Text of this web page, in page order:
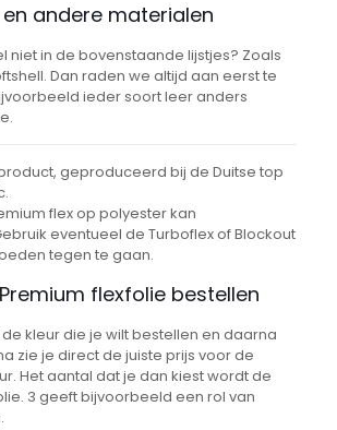
en andere materialen
niet in de bovenstaande lijstjes? Zoals
Dan raden we altijd aan eerst te
ieder soort leer anders
geproduceerd bij de Duitse top
flex op polyester kan
eventueel de Turboflex of Blockout
tegen te gaan.
flexfolie bestellen
kleur die je wilt bestellen en daarna
zie je direct de juiste prijs voor de
Het aantal dat je dan kiest wordt de
3 geeft bijvoorbeeld een rol van